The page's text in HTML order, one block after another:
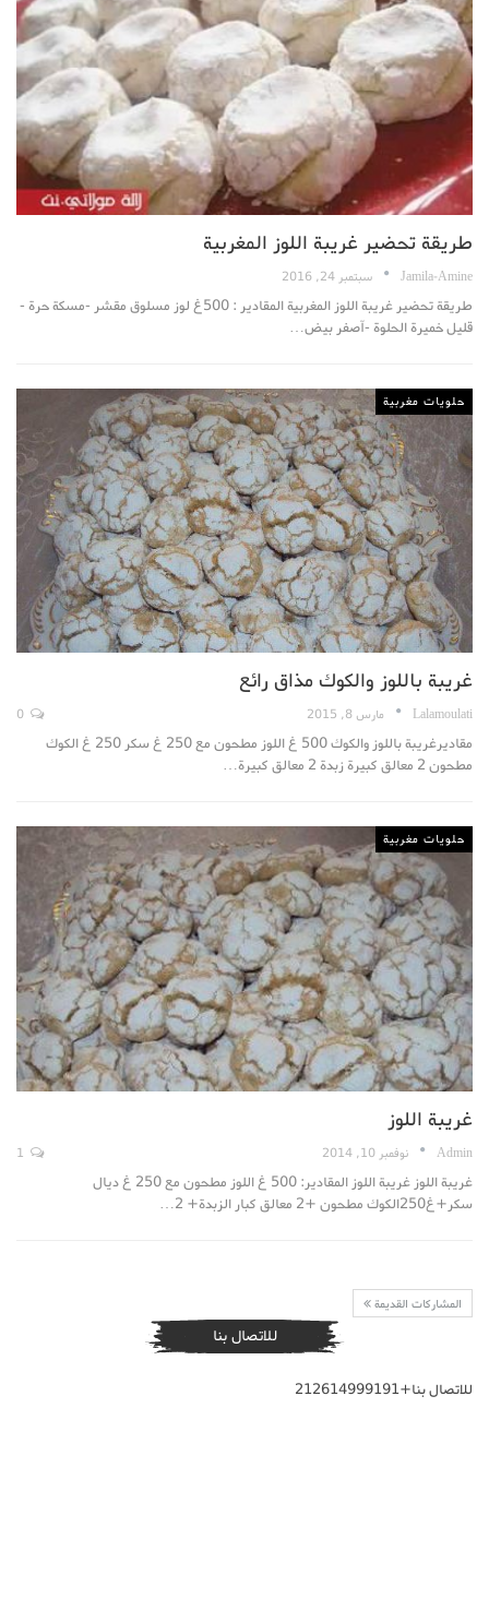
طريقة تحضير غريبة اللوز المغربية
Jamila-Amine سبتمبر 24, 2016
طريقة تحضير غريبة اللوز المغربية المقادير : 500غ لوز مسلوق مقشر -مسكة حرة -
قليل خميرة الحلوة -آصفر بيض…
حلويات مغربية
غريبة باللوز والكوك مذاق رائع
Lalamoulati مارس 8, 2015
مقاديرغريبة باللوز والكوك 500 غ اللوز مطحون مع 250 غ سكر 250 غ الكوك
مطحون 2 معالق كبيرة زبدة 2 معالق كبيرة…
حلويات مغربية
غريبة اللوز
Admin نوفمبر 10, 2014
غريبة اللوز غريبة اللوز المقادير: 500 غ اللوز مطحون مع 250 غ ديال
سكر+غ250الكوك مطحون +2 معالق كبار الزبدة+ 2…
المشاركات القديمة
للاتصال بنا
للاتصال بنا+212614999191